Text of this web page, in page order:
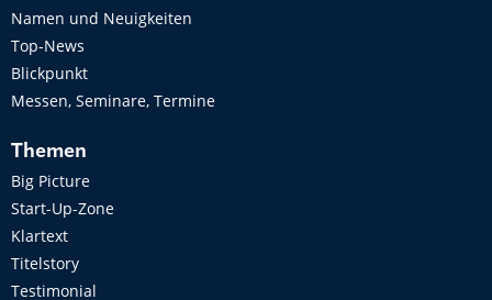
Namen und Neuigkeiten
Top-News
Blickpunkt
Messen, Seminare, Termine
Themen
Big Picture
Start-Up-Zone
Klartext
Titelstory
Testimonial